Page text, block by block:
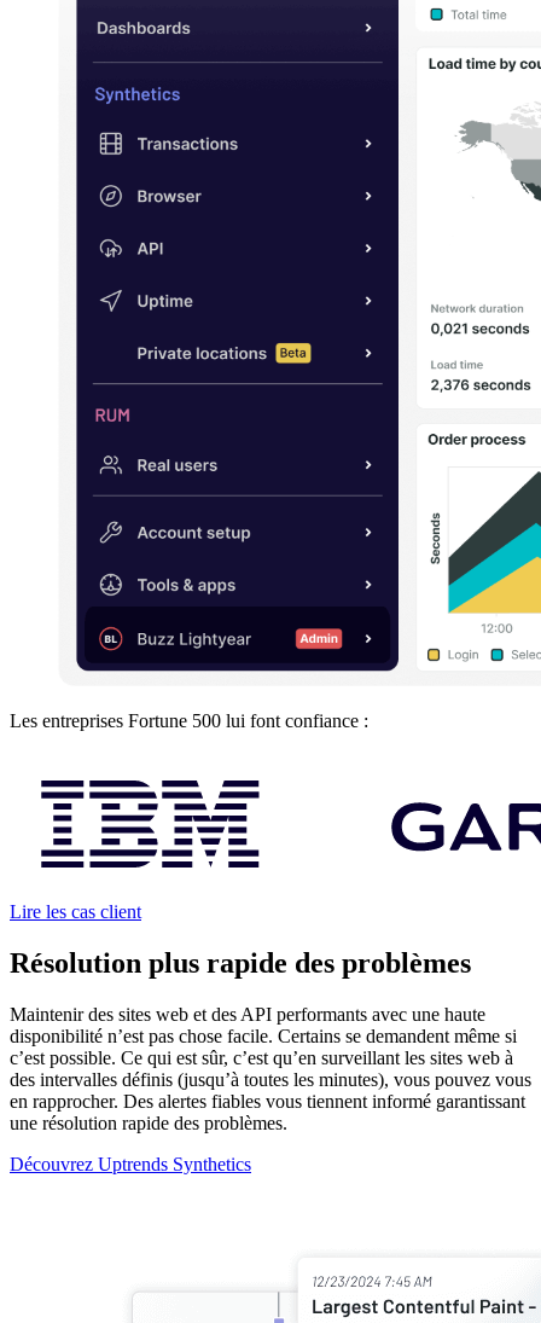
Les entreprises Fortune 500 lui font confiance :
Lire les cas client
Résolution plus rapide des problèmes
Maintenir des sites web et des API performants avec une haute
disponibilité n’est pas chose facile. Certains se demandent même si
c’est possible. Ce qui est sûr, c’est qu’en surveillant les sites web à
des intervalles définis (jusqu’à toutes les minutes), vous pouvez vous
en rapprocher. Des alertes fiables vous tiennent informé garantissant
une résolution rapide des problèmes.
Découvrez Uptrends Synthetics